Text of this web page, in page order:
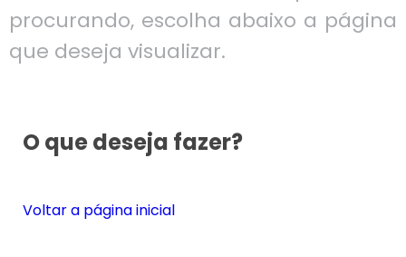
procurando, escolha abaixo a página
que deseja visualizar.
O que deseja fazer?
Voltar a página inicial